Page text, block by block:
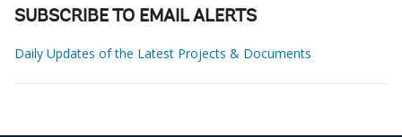
SUBSCRIBE TO EMAIL ALERTS
Daily Updates of the Latest Projects & Documents